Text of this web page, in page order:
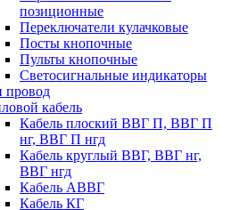
позиционные
Переключатели кулачковые
Посты кнопочные
Пульты кнопочные
Светосигнальные индикаторы
провод
кабель
Кабель плоский ВВГ П, ВВГ П
нг, ВВГ П нгд
Кабель круглый ВВГ, ВВГ нг,
ВВГ нгд
Кабель АВВГ
Кабель КГ